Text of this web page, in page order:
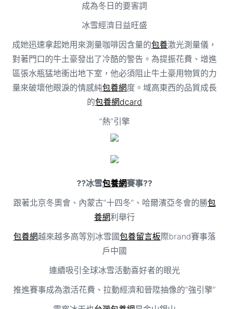
成為冬日的要害詞
冰雪經濟日益旺盛
成她迅速拿起她用來測量咖啡因含量的包養激光測量儀，
對著門口的牛土豪發出了冷酷的警告。為提振花費、增進
區張水瓶猛地衝出地下室，他必須阻止牛土豪用物質的力
量來破壞他眼淚的情感純包養網度。域高東西的品質成長
的包養網dcard
“熱”引擎
??冰雪包養網賽事??
跟著北京冬奧會、內蒙古“十四冬”、哈爾濱亞冬會的勝包
養網利舉行
包養網越來越多高等別冰雪國包養留言板際brand賽事落
戶中國
連續吸引全球冰雪活動喜好者的眼光
推進賽事成為激活花費、拉動經濟和晉陞抽像的“強引擎”